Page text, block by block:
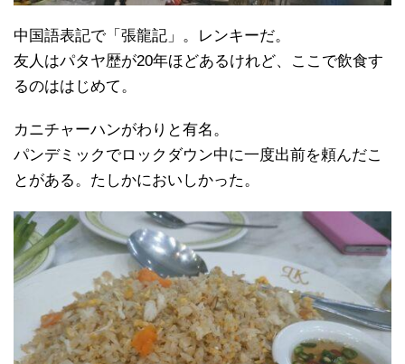
中国語表記で「張龍記」。レンキーだ。
友人はパタヤ歴が20年ほどあるけれど、ここで飲食す
るのははじめて。
カニチャーハンがわりと有名。
パンデミックでロックダウン中に一度出前を頼んだこ
とがある。たしかにおいしかった。